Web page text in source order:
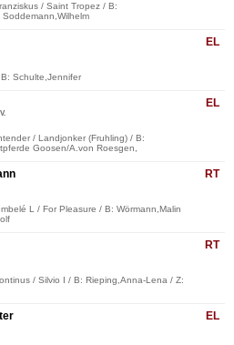
/ Saint Tropez / B:
EL
Schulte,Jennifer
EL
/ Landjonker (Fruhling) / B:
Goosen/A.von Roesgen,
RT
L / For Pleasure / B: Wörmann,Malin
RT
/ Silvio I / B: Rieping,Anna-Lena / Z:
EL